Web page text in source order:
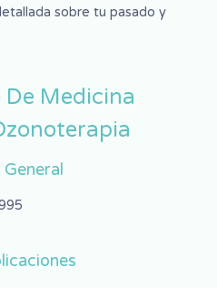
sobre tu pasado y
Medicina